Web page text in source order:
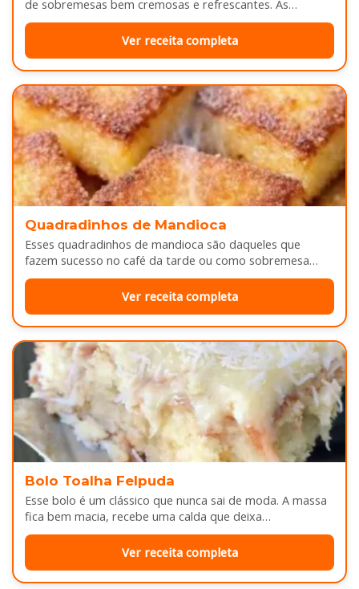
de sobremesas bem cremosas e refrescantes. As
camadas de massa…
Ver receita completa
Quadradinhos de Mandioca
Esses quadradinhos de mandioca são daqueles que
fazem sucesso no café da tarde ou como sobremesa
depois do almoço. Por…
Ver receita completa
Bolo Toalha Felpuda
Esse bolo é um clássico que nunca sai de moda. A massa
fica bem macia, recebe uma calda que deixa…
Ver receita completa